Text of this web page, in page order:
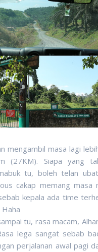
mengambil masa lagi
(27KM). Siapa yang
tu, boleh telan
cakap memang masa
kepala ada time
tu, rasa macam,
lega sangat sebab
perjalanan awal pagi